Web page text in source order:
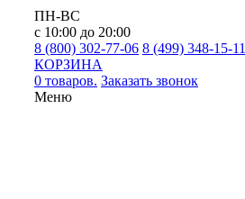
ПН-ВС
с 10:00 до 20:00
8 (800) 302-77-06 8 (499) 348-15-11
КОРЗИНА
0 товаров. Заказать звонок
Меню